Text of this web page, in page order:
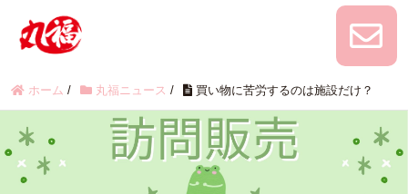
ホーム / 丸福ニュース / 買い物に苦労するのは施設だけ？